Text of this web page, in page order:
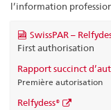
l’information
SwissPAR –
First authorisation
Rapport succinct
Première autorisation
Relfydess®